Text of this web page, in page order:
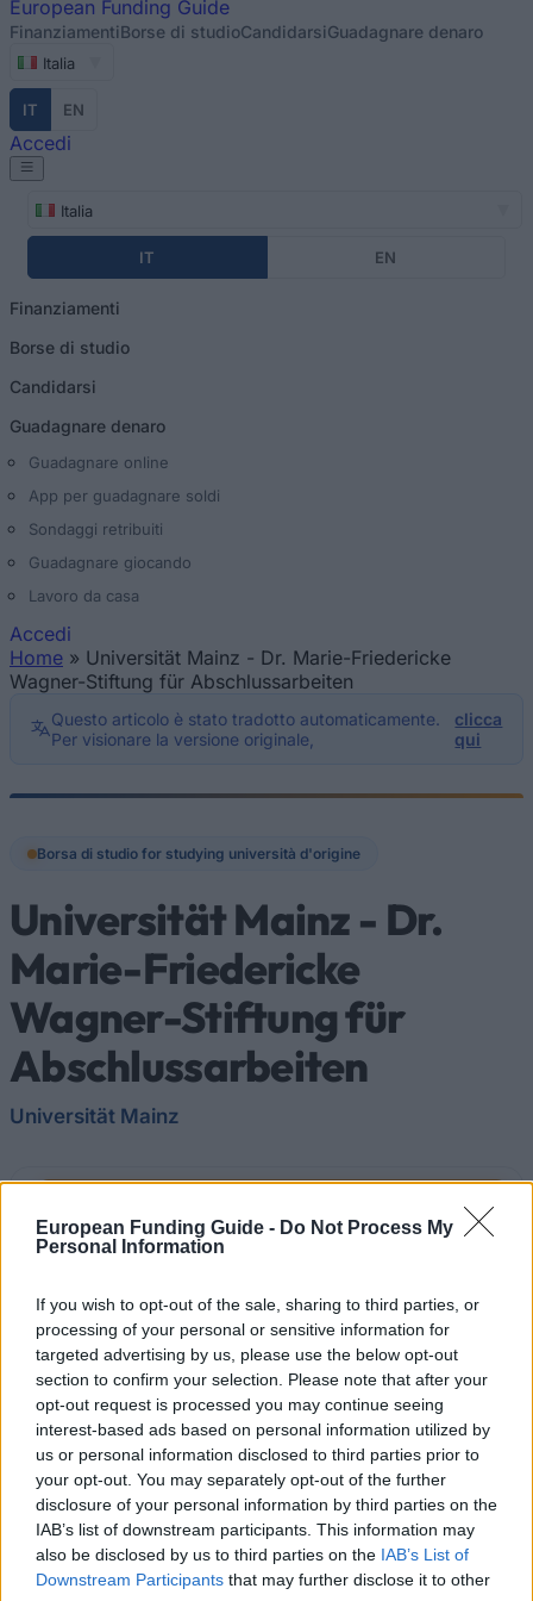
European Funding Guide - Do Not Process My
Personal Information
If you wish to opt-out of the sale, sharing to third parties, or
processing of your personal or sensitive information for
targeted advertising by us, please use the below opt-out
section to confirm your selection. Please note that after your
opt-out request is processed you may continue seeing
interest-based ads based on personal information utilized by
us or personal information disclosed to third parties prior to
your opt-out. You may separately opt-out of the further
disclosure of your personal information by third parties on the
IAB’s list of downstream participants. This information may
also be disclosed by us to third parties on the IAB’s List of
Downstream Participants that may further disclose it to other
European Funding Guide
FinanziamentiBorse di studioCandidarsiGuadagnare denaro
Italia
IT EN
Accedi
Italia
IT EN
Finanziamenti
Borse di studio
Candidarsi
Guadagnare denaro
Guadagnare online
App per guadagnare soldi
Sondaggi retribuiti
Guadagnare giocando
Lavoro da casa
Accedi
Tu sei qui
Home » Universität Mainz - Dr. Marie-Friedericke
Wagner-Stiftung für Abschlussarbeiten
Questo articolo è stato tradotto automaticamente.
Per visionare la versione originale,
clicca
qui
Borsa di studio for studying università d'origine
Universität Mainz - Dr.
Marie-Friedericke
Wagner-Stiftung für
Abschlussarbeiten
Universität Mainz
Quick
factsISTITUZIONE
Universität Mainz
PROGRAM
Dr. Marie-Friedericke Wagner-Stiftung für
Abschlussarbeiten
CONTATTO
Herr Dr. Rainer Zerbe